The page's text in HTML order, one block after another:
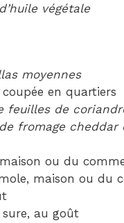
végétale
moyennes
coupée en quartiers
feuilles de
fromage cheddar
ou du
maison ou du
sure, au goût